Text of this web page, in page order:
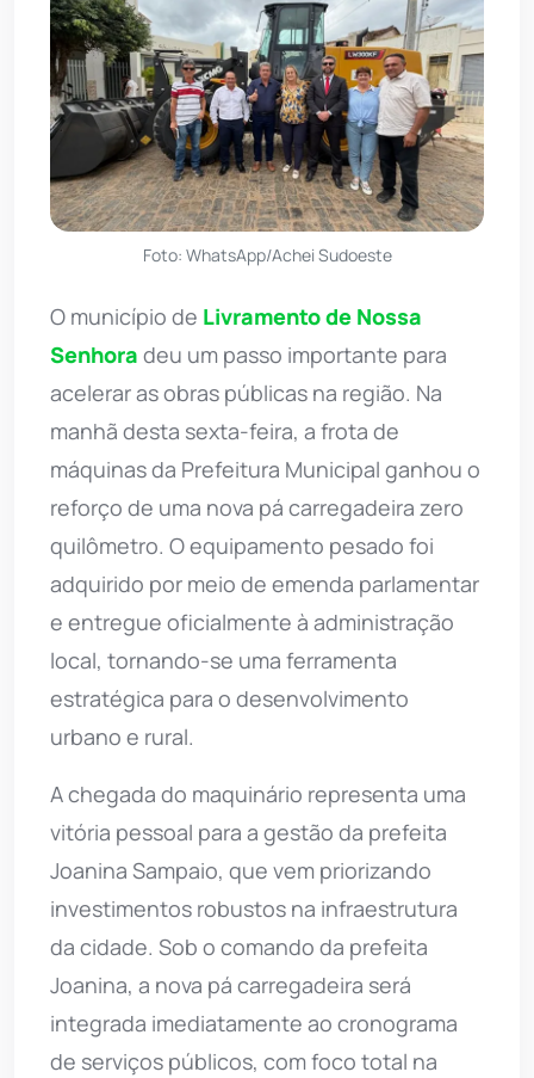
Foto: WhatsApp/Achei Sudoeste
O município de Livramento de Nossa
Senhora deu um passo importante para
acelerar as obras públicas na região. Na
manhã desta sexta-feira, a frota de
máquinas da Prefeitura Municipal ganhou o
reforço de uma nova pá carregadeira zero
quilômetro. O equipamento pesado foi
adquirido por meio de emenda parlamentar
e entregue oficialmente à administração
local, tornando-se uma ferramenta
estratégica para o desenvolvimento
urbano e rural.
A chegada do maquinário representa uma
vitória pessoal para a gestão da prefeita
Joanina Sampaio, que vem priorizando
investimentos robustos na infraestrutura
da cidade. Sob o comando da prefeita
Joanina, a nova pá carregadeira será
integrada imediatamente ao cronograma
de serviços públicos, com foco total na